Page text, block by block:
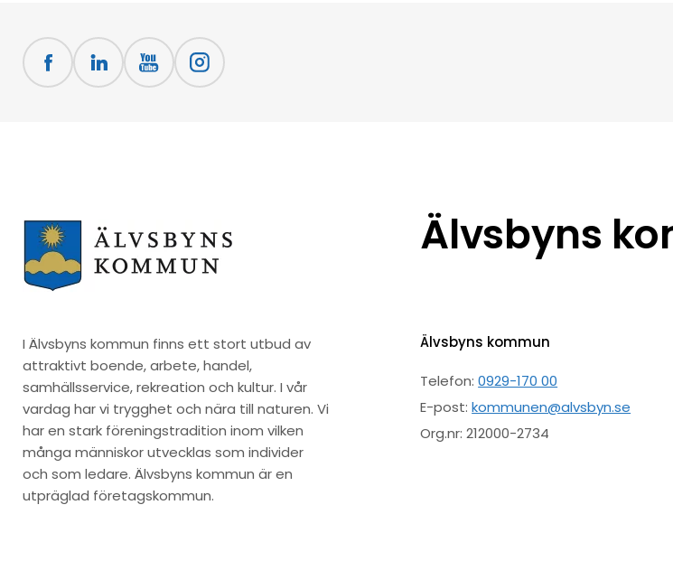
I Älvsbyns kommun finns ett stort utbud av
attraktivt boende, arbete, handel,
samhällsservice, rekreation och kultur. I vår
vardag har vi trygghet och nära till naturen. Vi
har en stark föreningstradition inom vilken
många människor utvecklas som individer
och som ledare. Älvsbyns kommun är en
utpräglad företagskommun.
Älvsbyns
Älvsbyns kommun
Telefon:0929-170 00
E-post:kommunen@alvsbyn.se
Org.nr: 212000-2734